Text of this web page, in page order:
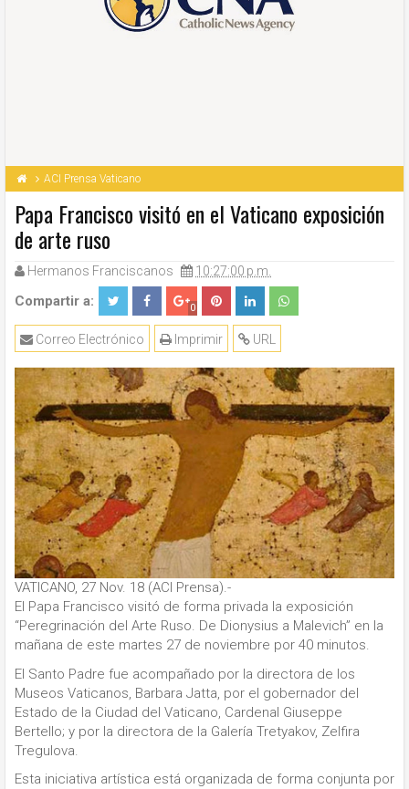
ACI Prensa Vaticano
Papa Francisco visitó en el Vaticano exposición
de arte ruso
Hermanos Franciscanos 10:27:00 p.m.
Compartir a: 0
URL
Imprimir
Correo Electrónico
VATICANO, 27 Nov. 18 (ACI Prensa).-
El Papa Francisco visitó de forma privada la exposición
“Peregrinación del Arte Ruso. De Dionysius a Malevich” en la
mañana de este martes 27 de noviembre por 40 minutos.
El Santo Padre fue acompañado por la directora de los
Museos Vaticanos, Barbara Jatta, por el gobernador del
Estado de la Ciudad del Vaticano, Cardenal Giuseppe
Bertello; y por la directora de la Galería Tretyakov, Zelfira
Tregulova.
Esta iniciativa artística está organizada de forma conjunta por